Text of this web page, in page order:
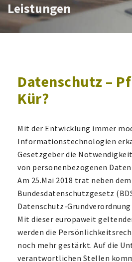
Leistungen
Datenschutz –
Kür?
Mit der Entwicklung immer
Informationstechnologien
Gesetzgeber die
von personenbezogenen
Am 25.Mai 2018 trat neben dem
Bundesdatenschutzgesetz
Datenschutz-Grundverordnung
Mit dieser europaweit
werden die
noch mehr gestärkt. Auf die
verantwortlichen Stellen